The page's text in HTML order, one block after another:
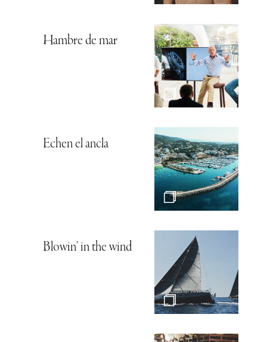
Hambre de mar
Echen el ancla
Blowin’ in the wind